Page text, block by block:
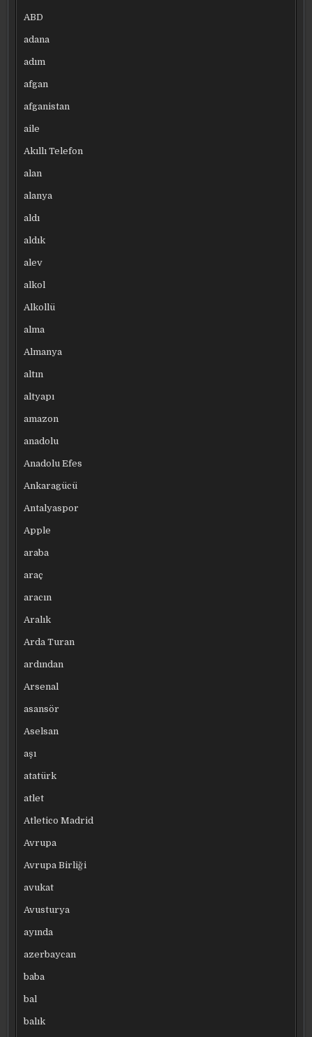
ABD
adana
adım
afgan
afganistan
aile
Akıllı Telefon
alan
alanya
aldı
aldık
alev
alkol
Alkollü
alma
Almanya
altın
altyapı
amazon
anadolu
Anadolu Efes
Ankaragücü
Antalyaspor
Apple
araba
araç
aracın
Aralık
Arda Turan
ardından
Arsenal
asansör
Aselsan
aşı
atatürk
atlet
Atletico Madrid
Avrupa
Avrupa Birliği
avukat
Avusturya
ayında
azerbaycan
baba
bal
balık